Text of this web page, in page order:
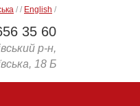
35 60
р-н,
18 Б
/ / English /